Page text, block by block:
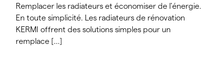
Remplacer les radiateurs et économiser de l'énergie.
En toute simplicité. Les radiateurs de rénovation
KERMI offrent des solutions simples pour un
remplace [...]